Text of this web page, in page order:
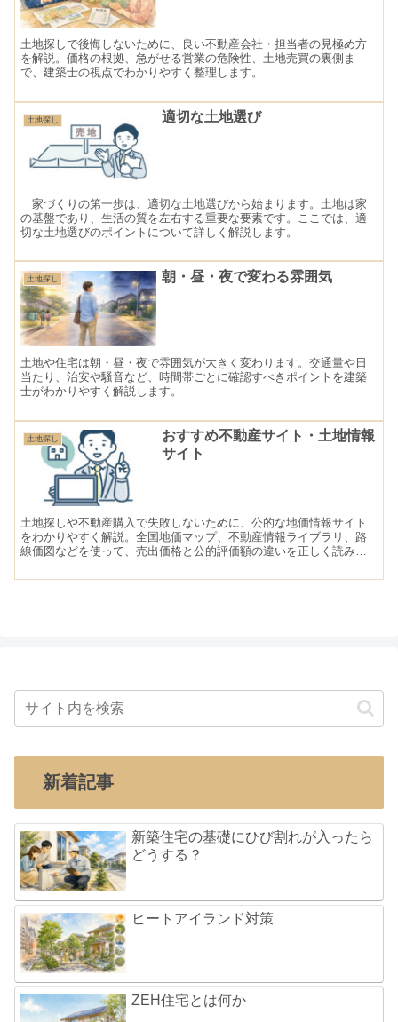
土地探しで後悔しないために、良い不動産会社・担当者の見極め方
を解説。価格の根拠、急がせる営業の危険性、土地売買の裏側ま
で、建築士の視点でわかりやすく整理します。
土地探し 適切な土地選び
家づくりの第一歩は、適切な土地選びから始まります。土地は家
の基盤であり、生活の質を左右する重要な要素です。ここでは、適
切な土地選びのポイントについて詳しく解説します。
土地探し 朝・昼・夜で変わる雰囲気
土地や住宅は朝・昼・夜で雰囲気が大きく変わります。交通量や日
当たり、治安や騒音など、時間帯ごとに確認すべきポイントを建築
士がわかりやすく解説します。
土地探し
おすすめ不動産サイト・土地情報
サイト
土地探しや不動産購入で失敗しないために、公的な地価情報サイト
をわかりやすく解説。全国地価マップ、不動産情報ライブラリ、路
線価図などを使って、売出価格と公的評価額の違いを正しく読み解
新着記事
新築住宅の基礎にひび割れが入ったら
どうする？
ヒートアイランド対策
ZEH住宅とは何か